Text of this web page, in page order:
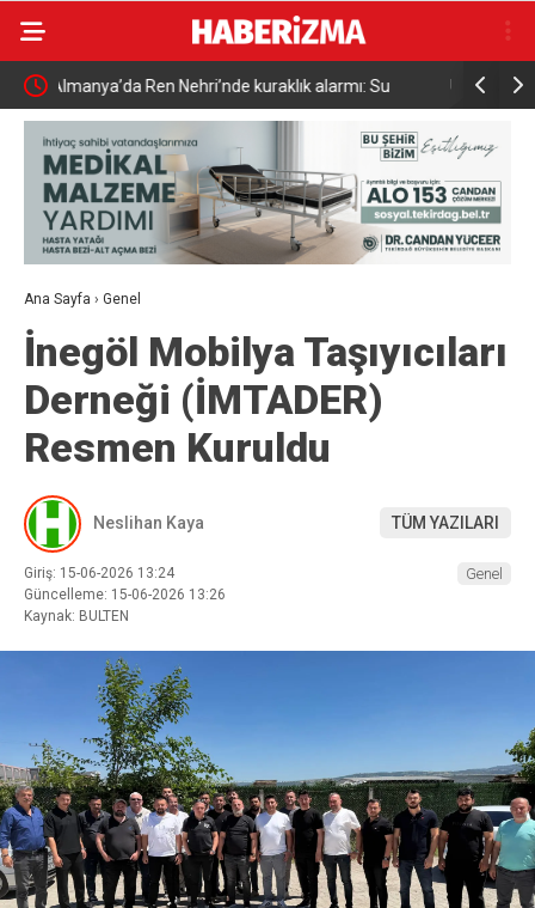
Uludağ’da çıkan orman yangını söndürüldü MGK 6
Güvenlik
Ana Sayfa › Genel
İnegöl Mobilya Taşıyıcıları
Derneği (İMTADER)
Resmen Kuruldu
Neslihan Kaya TÜM YAZILARI
Giriş: 15-06-2026 13:24
Güncelleme: 15-06-2026 13:26
Kaynak: BULTEN
Genel